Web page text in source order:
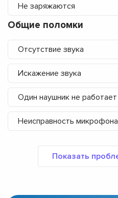
Не заряжаются
Общие поломки
Отсутствие звука
Искажение звука
Один наушник не работает
Неисправность микрофона